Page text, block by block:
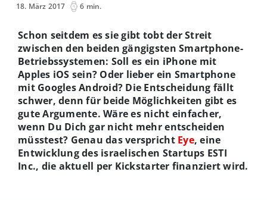
18. März 2017 6 min.
Schon seitdem es sie gibt tobt der Streit
zwischen den beiden gängigsten Smartphone-
Betriebssystemen: Soll es ein iPhone mit
Apples iOS sein? Oder lieber ein Smartphone
mit Googles Android? Die Entscheidung fällt
schwer, denn für beide Möglichkeiten gibt es
gute Argumente. Wäre es nicht einfacher,
wenn Du Dich gar nicht mehr entscheiden
müsstest? Genau das verspricht Eye, eine
Entwicklung des israelischen Startups ESTI
Inc., die aktuell per Kickstarter finanziert wird.